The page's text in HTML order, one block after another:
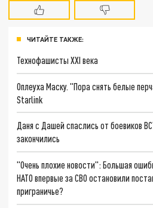
ЧИТАЙТЕ ТАКЖЕ:
Технофашисты XXI века
Оплеуха Маску. "Пора снять белые
Starlink
Даня с Дашей спаслись от боевиков
закончились
"Очень плохие новости": Большая
НАТО впервые за СВО остановили
приграничье?